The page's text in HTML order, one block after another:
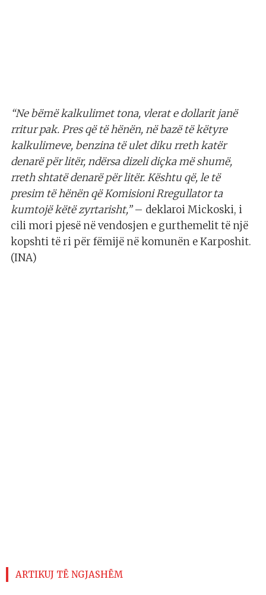
“Ne bëmë kalkulimet tona, vlerat e dollarit janë
rritur pak. Pres që të hënën, në bazë të këtyre
kalkulimeve, benzina të ulet diku rreth katër
denarë për litër, ndërsa dizeli diçka më shumë,
rreth shtatë denarë për litër. Kështu që, le të
presim të hënën që Komisioni Rregullator ta
kumtojë këtë zyrtarisht,”– deklaroi Mickoski, i
cili mori pjesë në vendosjen e gurthemelit të një
kopshti të ri për fëmijë në komunën e Karposhit.
(INA)
ARTIKUJ TË NGJASHËM